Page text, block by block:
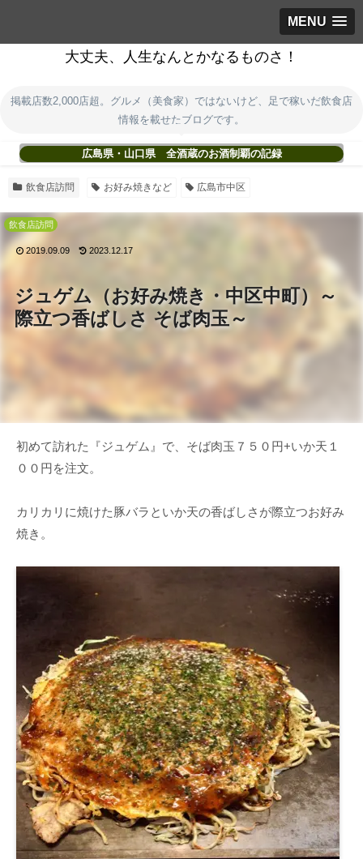
MENU
大丈夫、人生なんとかなるものさ！
掲載店数2,000店超。グルメ（美食家）ではないけど、足で稼いだ飲食店
情報を載せたブログです。
広島県・山口県 全酒蔵のお酒制覇の記録
飲食店訪問 お好み焼きなど 広島市中区
ジュゲム（お好み焼き・中区中町）～
際立つ香ばしさ そば肉玉～
飲食店訪問
2019.09.09 2023.12.17
初めて訪れた『ジュゲム』で、そば肉玉７５０円+いか天１
００円を注文。
カリカリに焼けた豚バラといか天の香ばしさが際立つお好み
焼き。